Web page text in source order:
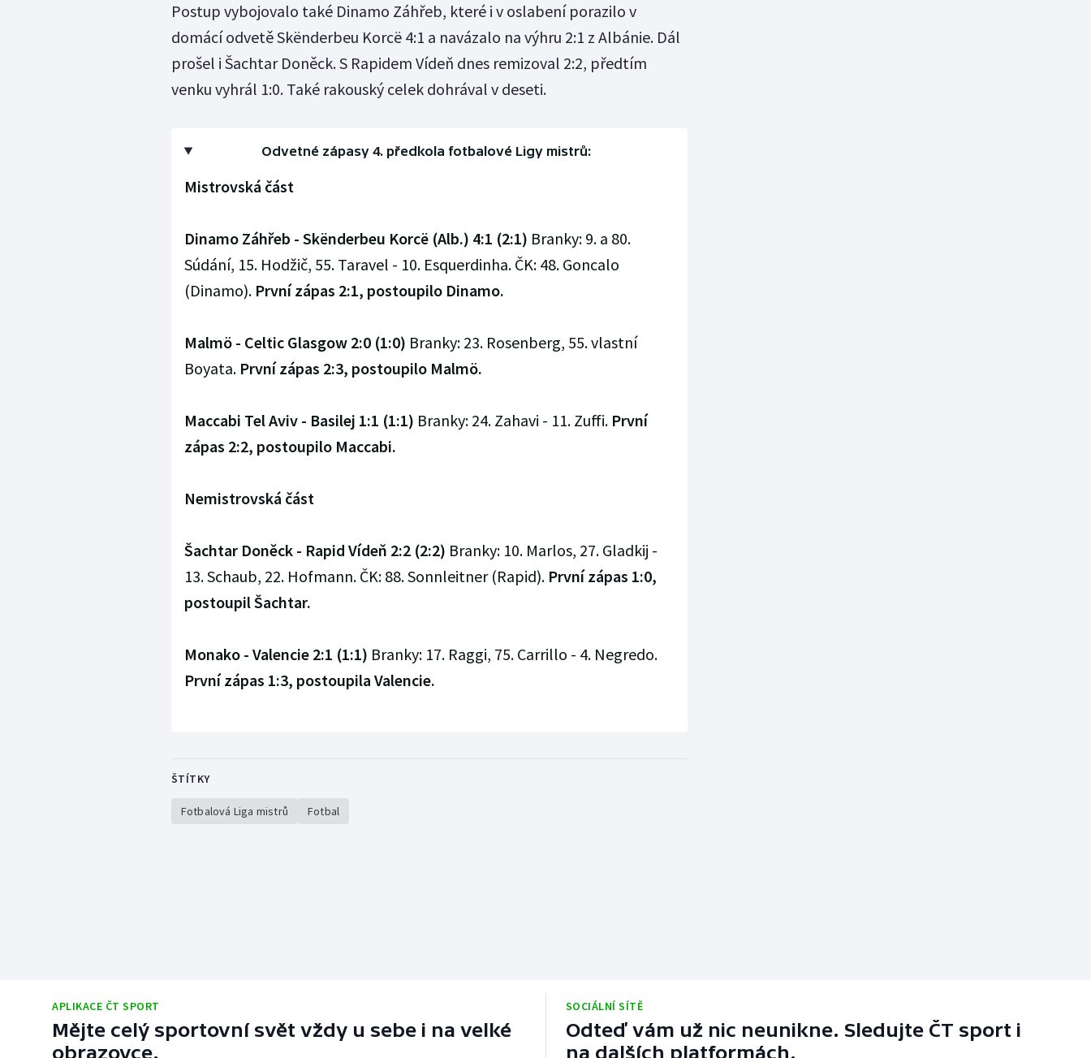
Postup vybojovalo také Dinamo Záhřeb, které i v oslabení porazilo v
domácí odvetě Skënderbeu Korcë 4:1 a navázalo na výhru 2:1 z Albánie. Dál
prošel i Šachtar Doněck. S Rapidem Vídeň dnes remizoval 2:2, předtím
venku vyhrál 1:0. Také rakouský celek dohrával v deseti.
Odvetné zápasy 4. předkola fotbalové Ligy mistrů:
Mistrovská část
Dinamo Záhřeb - Skënderbeu Korcë (Alb.) 4:1 (2:1) Branky: 9. a 80.
Súdání, 15. Hodžič, 55. Taravel - 10. Esquerdinha. ČK: 48. Goncalo
(Dinamo). První zápas 2:1, postoupilo Dinamo.
Malmö - Celtic Glasgow 2:0 (1:0) Branky: 23. Rosenberg, 55. vlastní
Boyata. První zápas 2:3, postoupilo Malmö.
Maccabi Tel Aviv - Basilej 1:1 (1:1) Branky: 24. Zahavi - 11. Zuffi. První
zápas 2:2, postoupilo Maccabi.
Nemistrovská část
Šachtar Doněck - Rapid Vídeň 2:2 (2:2) Branky: 10. Marlos, 27. Gladkij -
13. Schaub, 22. Hofmann. ČK: 88. Sonnleitner (Rapid). První zápas 1:0,
postoupil Šachtar.
Monako - Valencie 2:1 (1:1) Branky: 17. Raggi, 75. Carrillo - 4. Negredo.
První zápas 1:3, postoupila Valencie.
ŠTÍTKY
Fotbalová Liga mistrů Fotbal
APLIKACE ČT SPORT
Mějte celý sportovní svět vždy u sebe i na velké
obrazovce.
SOCIÁLNÍ SÍTĚ
Odteď vám už nic neunikne. Sledujte ČT sport i
na dalších platformách.